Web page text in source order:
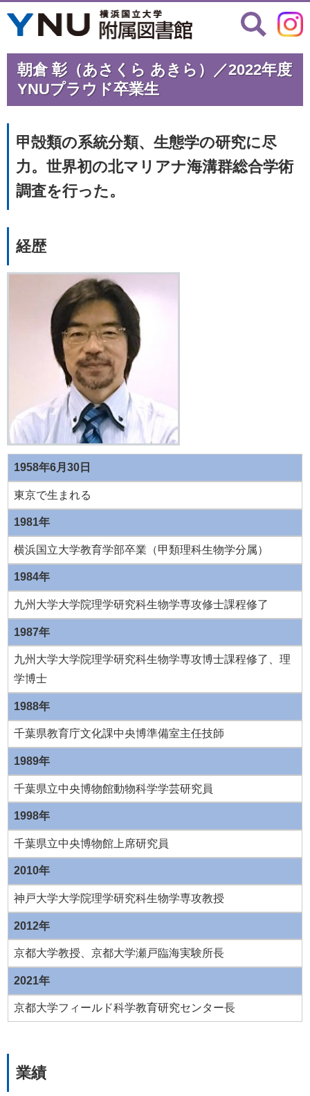
朝倉 彰（あさくら あきら）／2022年度
YNUプラウド卒業生
甲殻類の系統分類、生態学の研究に尽
力。世界初の北マリアナ海溝群総合学術
調査を行った。
経歴
1958年6月30日
東京で生まれる
1981年
横浜国立大学教育学部卒業（甲類理科生物学分属）
1984年
九州大学大学院理学研究科生物学専攻修士課程修了
1987年
九州大学大学院理学研究科生物学専攻博士課程修了、理
学博士
1988年
千葉県教育庁文化課中央博準備室主任技師
1989年
千葉県立中央博物館動物科学学芸研究員
1998年
千葉県立中央博物館上席研究員
2010年
神戸大学大学院理学研究科生物学専攻教授
2012年
京都大学教授、京都大学瀬戸臨海実験所長
2021年
京都大学フィールド科学教育研究センター長
業績